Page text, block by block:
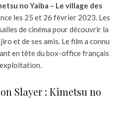
no Yaiba – Le village des
les 25 et 26 février 2023. Les
de cinéma pour découvrir la
et de ses amis. Le film a connu
en tête du box-office français
Slayer : Kimetsu no